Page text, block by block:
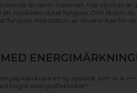
av dem i hemmet. När olyckan är
maskinen slutat fungera. Och liksom
Reparation av vitvaror kan för
jag kan köpa en ny apparat som är A
högre energieffektivitet?